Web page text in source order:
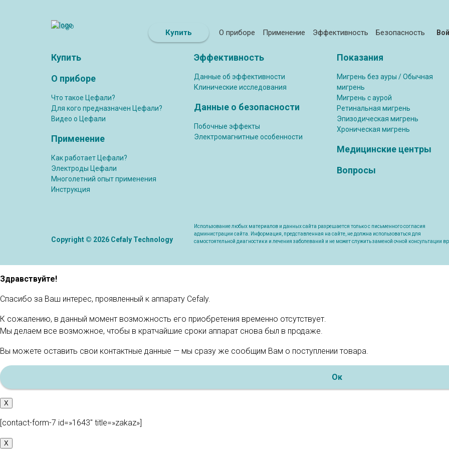
Купить О приборе Применение Эффективность Безопасность
Купить
О приборе
Что такое Цефали?
Для кого предназначен Цефали?
Видео о Цефали
Применение
Как работает Цефали?
Электроды Цефали
Многолетний опыт применения
Инструкция
Эффективность
Данные об эффективности
Клинические исследования
Данные о безопасности
Побочные эффекты
Электромагнитные особенности
Показания
Мигрень без ауры / Обычная
мигрень
Мигрень с аурой
Ретинальная мигрень
Эпизодическая мигрень
Хроническая мигрень
Медицинские центры
Вопросы
Copyright © 2026 Cefaly Technology
Использование любых материалов и данных сайта разрешается только с письменного согласия
администрации сайта. Информация, представленная на сайте, не должна использоваться для
самостоятельной диагностики и лечения заболеваний и не может служить заменой очной консультации
Здравствуйте!
Спасибо за Ваш интерес, проявленный к аппарату Cefaly.
К сожалению, в данный момент возможность его приобретения временно отсутствует.
Мы делаем все возможное, чтобы в кратчайшие сроки аппарат снова был в продаже.
Вы можете оставить свои контактные данные — мы сразу же сообщим Вам о поступлении товара.
Ок
X
[contact-form-7 id=»1643″ title=»zakaz»]
X